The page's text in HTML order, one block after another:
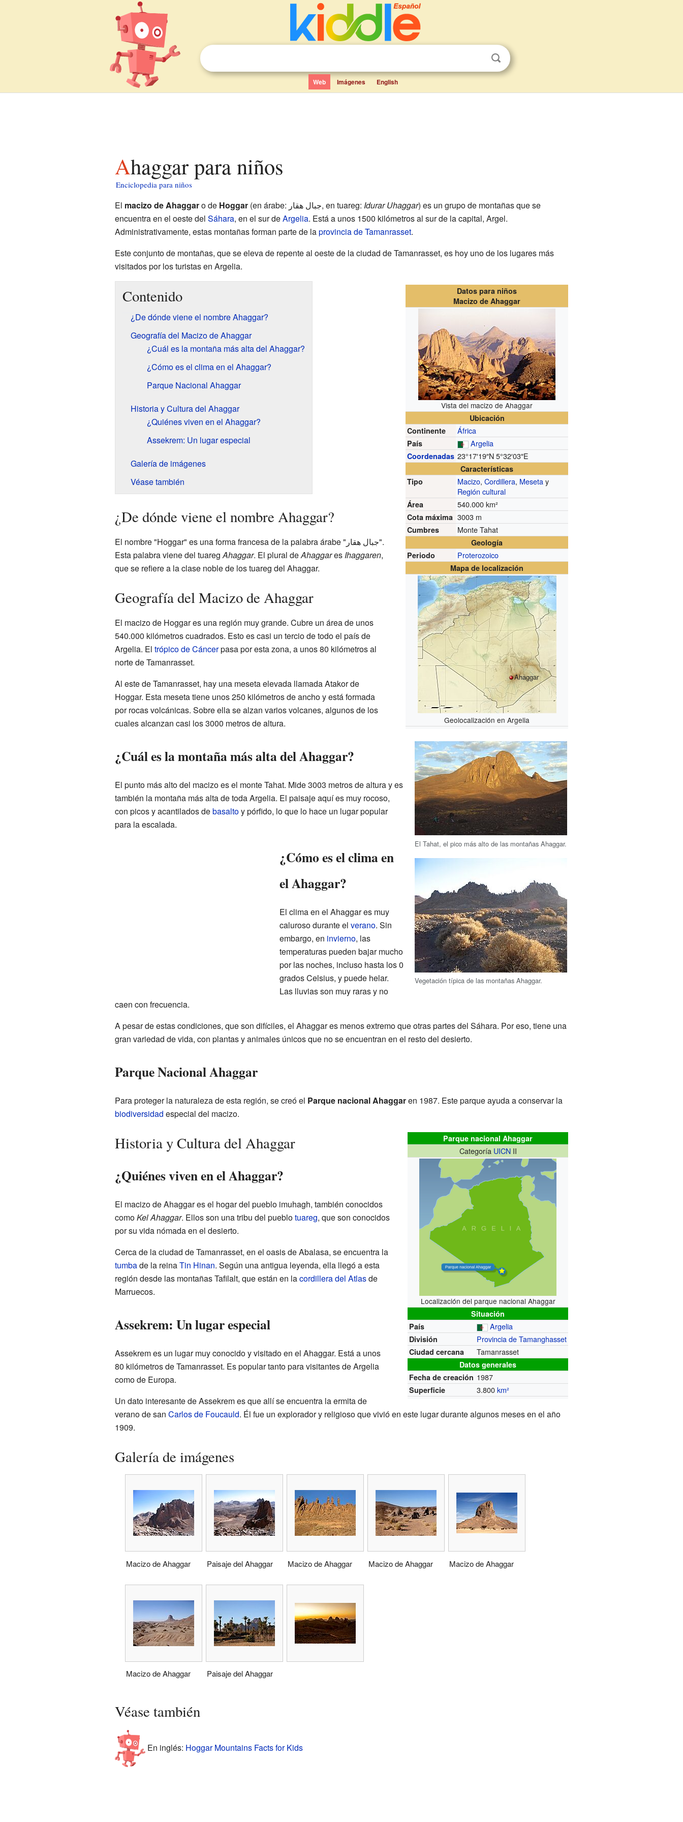
Web Imágenes English
Ahaggar para niños
Enciclopedia para niños
El macizo de Ahaggaro de Hoggar (en árabe: جبال هقار, en tuareg: Idurar Uhaggar) es un grupo de montañas que se
encuentra en el oeste del Sáhara, en el sur deArgelia. Está a unos 1500 kilómetros al sur de la capital, Argel.
Administrativamente, estas montañas forman parte de laprovincia de Tamanrasset.
Este conjunto de montañas, que se eleva de repente al oeste de la ciudad de Tamanrasset, es hoy uno de los lugares más
visitados por los turistas en Argelia.
Datos para niños
Macizo de Ahaggar
Vista del macizo de Ahaggar
Ubicación
Continente
África
País Argelia
Coordenadas 23°17′19″N 5°32′03″E
Características
Tipo
Macizo,Cordillera, Mesetay
Región cultural
Área 540.000 km²
Cota máxima 3003 m
Cumbres Monte Tahat
Geología
Periodo
Proterozoico
Mapa de localización
Ahaggar
Geolocalización en Argelia
Contenido
¿De dónde viene el nombre Ahaggar?
Geografía del Macizo de Ahaggar
¿Cuál es la montaña más alta del Ahaggar?
¿Cómo es el clima en el Ahaggar?
Parque Nacional Ahaggar
Historia y Cultura del Ahaggar
¿Quiénes viven en el Ahaggar?
Assekrem: Un lugar especial
Galería de imágenes
Véase también
¿De dónde viene el nombre Ahaggar?
El nombre "Hoggar" es una forma francesa de la palabra árabe "جبال هقار".
Esta palabra viene del tuaregAhaggar. El plural deAhaggares Ihaggaren,
que se refiere a la clase noble de los tuareg del Ahaggar.
Geografía del Macizo de Ahaggar
El Tahat, el pico más alto de las montañas Ahaggar.
Vegetación típica de las montañas Ahaggar.
El macizo de Hoggar es una región muy grande. Cubre un área de unos
540.000 kilómetros cuadrados. Esto es casi un tercio de todo el país de
Argelia. El trópico de Cáncerpasa por esta zona, a unos 80 kilómetros al
norte de Tamanrasset.
Al este de Tamanrasset, hay una meseta elevada llamada Atakor de
Hoggar. Esta meseta tiene unos 250 kilómetros de ancho y está formada
por rocas volcánicas. Sobre ella se alzan varios volcanes, algunos de los
cuales alcanzan casi los 3000 metros de altura.
¿Cuál es la montaña más alta del Ahaggar?
El punto más alto del macizo es el monte Tahat. Mide 3003 metros de altura y es
también la montaña más alta de toda Argelia. El paisaje aquí es muy rocoso,
con picos y acantilados debasaltoy pórfido, lo que lo hace un lugar popular
para la escalada.
¿Cómo es el clima en
el Ahaggar?
El clima en el Ahaggar es muy
caluroso durante el verano. Sin
embargo, en invierno, las
temperaturas pueden bajar mucho
por las noches, incluso hasta los 0
grados Celsius, y puede helar.
Las lluvias son muy raras y no
caen con frecuencia.
A pesar de estas condiciones, que son difíciles, el Ahaggar es menos extremo que otras partes del Sáhara. Por eso, tiene una
gran variedad de vida, con plantas y animales únicos que no se encuentran en el resto del desierto.
Parque Nacional Ahaggar
Para proteger la naturaleza de esta región, se creó el Parque nacional Ahaggaren 1987. Este parque ayuda a conservar la
biodiversidad especial del macizo.
Parque nacional Ahaggar
Categoría UICNII
Localización del parque nacional Ahaggar
Situación
País
Argelia
División Provincia de Tamanghasset
Ciudad cercana Tamanrasset
Datos generales
Fecha de creación 1987
Superficie 3.800km²
Historia y Cultura del Ahaggar
¿Quiénes viven en el Ahaggar?
El macizo de Ahaggar es el hogar del pueblo imuhagh, también conocidos
comoKel Ahaggar. Ellos son una tribu del pueblotuareg, que son conocidos
por su vida nómada en el desierto.
Cerca de la ciudad de Tamanrasset, en el oasis de Abalasa, se encuentra la
tumbade la reinaTin Hinan. Según una antigua leyenda, ella llegó a esta
región desde las montañas Tafilalt, que están en lacordillera del Atlasde
Marruecos.
Assekrem: Un lugar especial
Assekrem es un lugar muy conocido y visitado en el Ahaggar. Está a unos
80 kilómetros de Tamanrasset. Es popular tanto para visitantes de Argelia
como de Europa.
Un dato interesante de Assekrem es que allí se encuentra la ermita de
verano de san Carlos de Foucauld. Él fue un explorador y religioso que vivió en este lugar durante algunos meses en el año
1909.
Galería de imágenes
Macizo de Ahaggar Paisaje del Ahaggar Macizo de Ahaggar Macizo de Ahaggar Macizo de Ahaggar
Macizo de Ahaggar Paisaje del Ahaggar
Véase también
En inglés: Hoggar Mountains Facts for Kids